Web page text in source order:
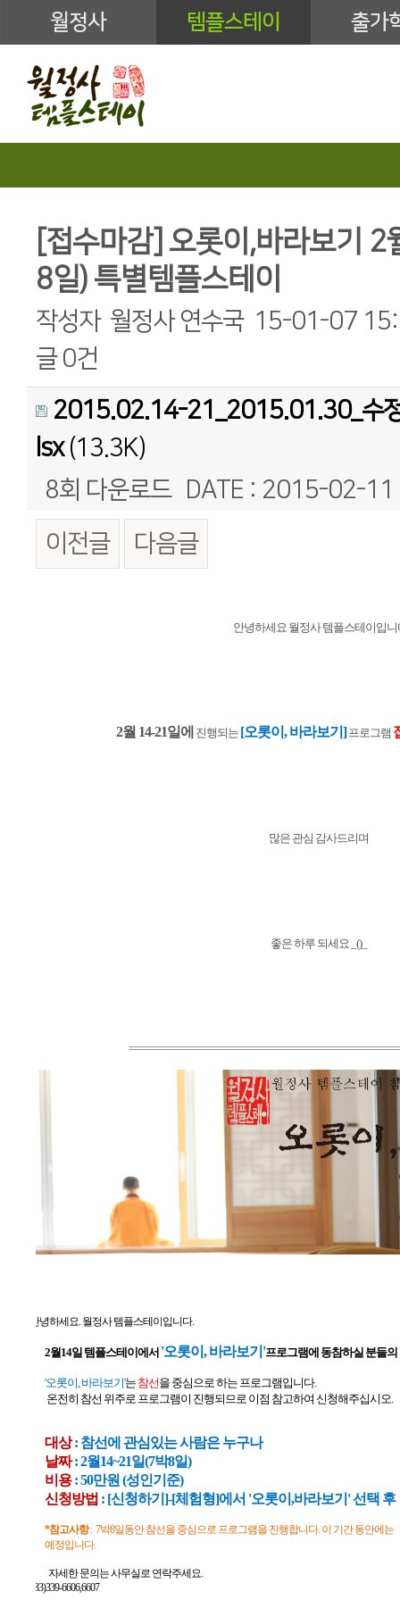
월정사 템플스테이 출가
[접수마감] 오롯이,바라보기
8일) 특별템플스테이
작성자 월정사 연수국 15-01-07
글 0건
2015.02.14-21_2015.01.30_수정
lsx(13.3K)
8회 다운로드
DATE : 2015-02-
이전글
다음글
안녕하세요 월정사 템플스테이입니
2월 14-21일에 진행되는 [오롯이, 바라보기] 프로그램
많은 관심 감사드리며
좋은 하루 되세요 _()_
안녕하세요 월정사 템플스테이입니다.
2월14일 템플스테이에서 '오롯이 ,바라보기 '프로그램에 동참하실 분들
'오롯이 바라보기'는 참선을 중심으로 하는 프로그램입니다.
온전히 참선 위주로 프로그램이 진행되므로 이점 참고하여 신청해주십시오
대상: 참선에 관심있는 사람은 누구나
날짜: 2월14~21일(7박8일)
비용: 50만원 (성인기준)
신청방법 : [신청하기 ]-[체험형]에서 '오롯이 ,바라보기 '선택
*참고사항: 7박8일동안 참선을 중심으로 프로그램을 진행합니다. 이 기간 동안에는
예정입니다.
자세한 문의는 사무실로 연락주세요
033)339-6606,6607